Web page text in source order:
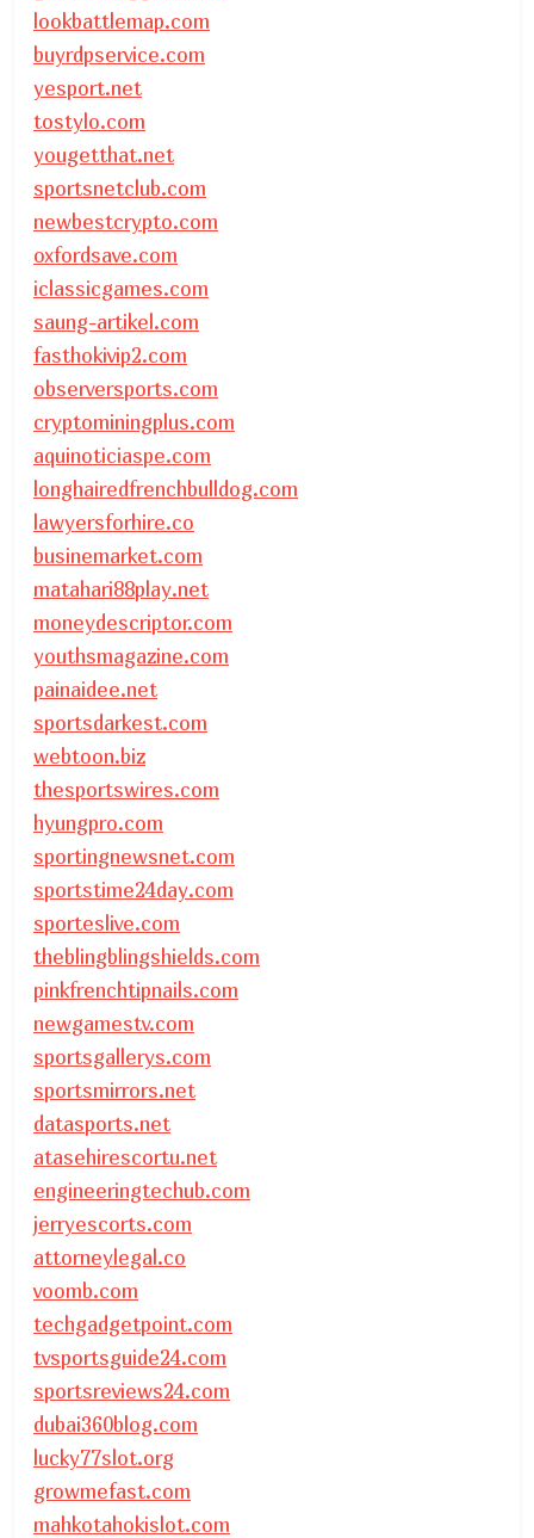
lookbattlemap.com
buyrdpservice.com
yesport.net
tostylo.com
yougetthat.net
sportsnetclub.com
newbestcrypto.com
oxfordsave.com
iclassicgames.com
saung-artikel.com
fasthokivip2.com
observersports.com
cryptominingplus.com
aquinoticiaspe.com
longhairedfrenchbulldog.com
lawyersforhire.co
businemarket.com
matahari88play.net
moneydescriptor.com
youthsmagazine.com
painaidee.net
sportsdarkest.com
webtoon.biz
thesportswires.com
hyungpro.com
sportingnewsnet.com
sportstime24day.com
sporteslive.com
theblingblingshields.com
pinkfrenchtipnails.com
newgamestv.com
sportsgallerys.com
sportsmirrors.net
datasports.net
atasehirescortu.net
engineeringtechub.com
jerryescorts.com
attorneylegal.co
voomb.com
techgadgetpoint.com
tvsportsguide24.com
sportsreviews24.com
dubai360blog.com
lucky77slot.org
growmefast.com
mahkotahokislot.com